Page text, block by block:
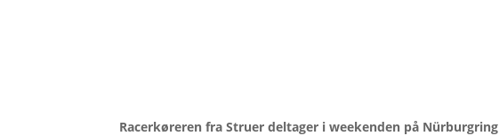
Racerkøreren fra Struer deltager i weekenden på Nürburgring